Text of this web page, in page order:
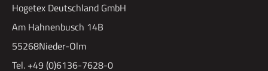
Hogetex Deutschland GmbH
Am Hahnenbusch 14B
55268Nieder-Olm
Tel. +49 (0)6136-7628-0